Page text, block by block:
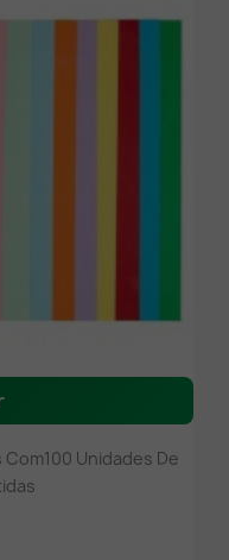
Unidades De